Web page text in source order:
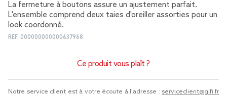
La fermeture à boutons assure un ajustement parfait.
L'ensemble comprend deux taies d'oreiller assorties pour un
look coordonné.
REF. 000000000000637968
Ce produit vous plaît ?
Notre service client est à votre écoute à l'adresse : serviceclient@gifi.fr